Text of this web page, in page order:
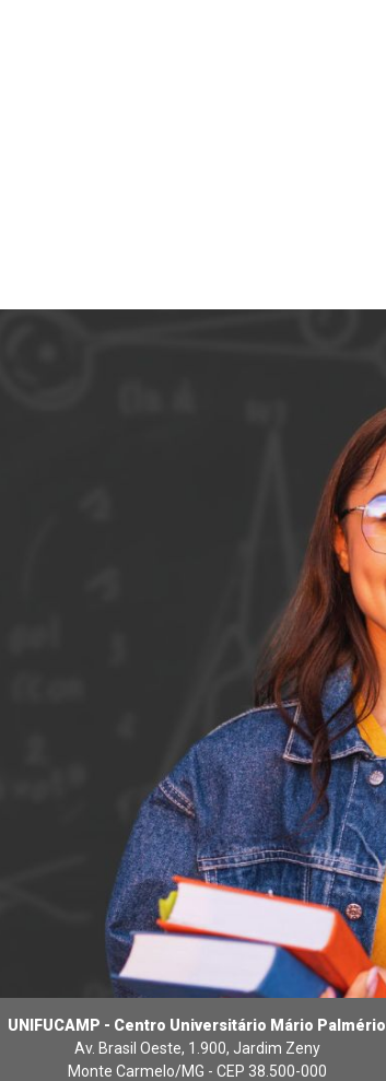
UNIFUCAMP - Centro Universitário Mário Palmério
Av. Brasil Oeste, 1.900, Jardim Zeny
Monte Carmelo/MG - CEP 38.500-000